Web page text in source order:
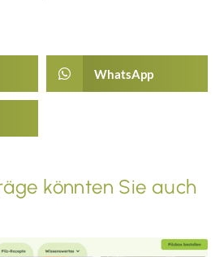
WhatsApp
könnten Sie auch